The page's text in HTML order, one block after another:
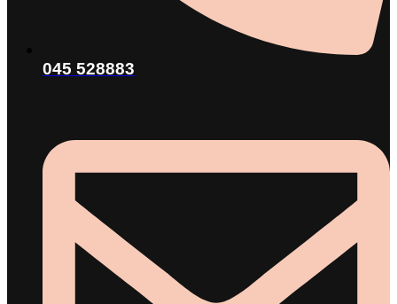
045 528883